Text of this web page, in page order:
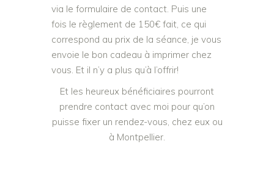
via le formulaire de contact. Puis une
fois le règlement de 150€ fait, ce qui
correspond au prix de la séance, je vous
envoie le bon cadeau à imprimer chez
vous. Et il n’y a plus qu’à l’offrir!
Et les heureux bénéficiaires pourront
prendre contact avec moi pour qu’on
puisse fixer un rendez-vous, chez eux ou
à Montpellier.